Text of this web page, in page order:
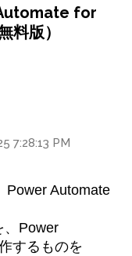
for
料版）
7:28:13 PM
Power Automate
、Power
するものを